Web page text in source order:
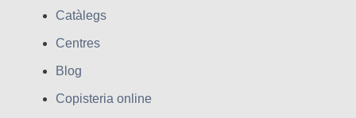
Catàlegs
Centres
Blog
Copisteria online